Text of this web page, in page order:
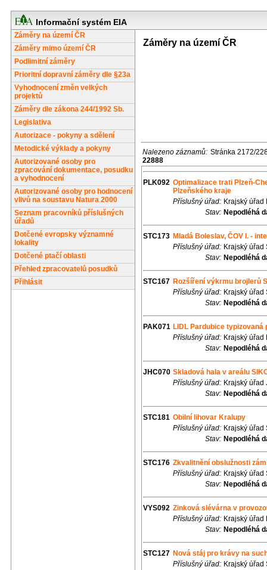
Informační systém EIA
Záměry na území ČR
Záměry mimo území ČR
Podlimitní záměry
Prioritní dopravní záměry dle §23a
Vyhodnocení změn velkých
projektů
Záměry dle zákona 244/1992 Sb.
Legislativa
Autorizace - pokyny a sdělení
Metodické výklady a pokyny
Autorizované osoby pro
zpracování dokumentace, posudku
a vyhodnocení
Autorizované osoby pro hodnocení
vlivů na soustavu Natura 2000
Seznam pracovníků příslušných
úřadů
Dotčené evropsky významné
lokality
Dotčené ptačí oblasti
Přehled zpracovatelů posudků
Přihlásit
Záměry na území ČR
Nalezeno záznamů:
22888
Stránka 2172/
PLK092 Optimalizace trati Plzeň-
Plzeňského kraje
Příslušný úřad: Krajský úřad
Stav: Nepodléhá
STC173 Mladá Boleslav, ČOV I. -
Příslušný úřad: Krajský úřad
Stav: Nepodléhá
STC167 Rozšíření výkrmu brojlerů
Příslušný úřad: Krajský úřad
Stav: Nepodléhá
PAK071 LIDL Pardubice typizovaná
Příslušný úřad: Krajský
Stav: Nepodléhá
JHC070 Skladová hala v areálu
Příslušný úřad: Krajský úřad
Stav: Nepodléhá
STC181 Obilní lihovar Kralupy
Příslušný úřad: Krajský úřad
Stav: Nepodléhá
STC176 Zkvalitnění obslužnosti
Příslušný úřad: Krajský úřad
Stav: Nepodléhá
VYS092 Zinková slévárna v
Příslušný úřad: Krajský úřad
Stav: Nepodléhá
STC127 Nová stáj pro krávy na
Příslušný úřad: Krajský úřad